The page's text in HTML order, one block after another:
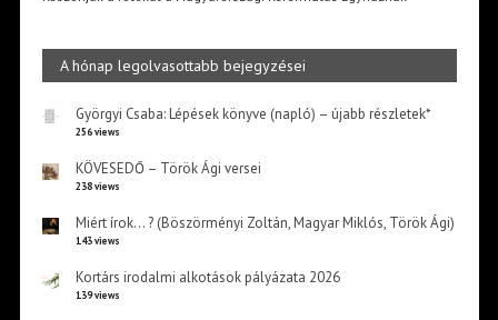
A hónap legolvasottabb bejegyzései
Györgyi Csaba: Lépések könyve (napló) – újabb részletek*
256 views
KÖVESEDŐ – Török Ági versei
238 views
Miért írok… ? (Böszörményi Zoltán, Magyar Miklós, Török Ági)
143 views
Kortárs irodalmi alkotások pályázata 2026
139 views